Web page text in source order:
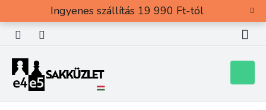
tartalomhoz
Ingyenes szállítás 19 990 Ft-tól